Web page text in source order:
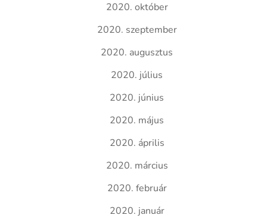
2020. október
2020. szeptember
2020. augusztus
2020. július
2020. június
2020. május
2020. április
2020. március
2020. február
2020. január